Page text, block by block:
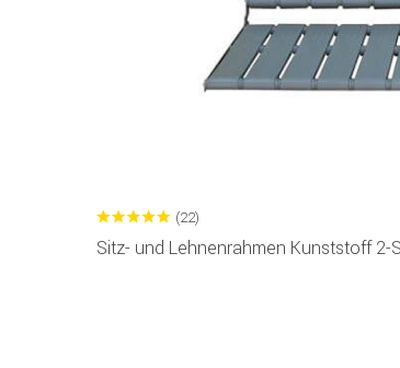
(22)
Sitz- und Lehnenrahmen Kunststoff 2-